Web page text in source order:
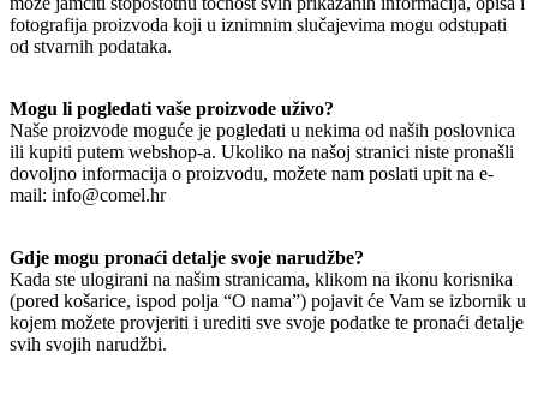
fotografija proizvoda koji u iznimnim slučajevima mogu odstupati
od stvarnih podataka.
Mogu li pogledati vaše proizvode uživo?
Naše proizvode moguće je pogledati u nekima od naših poslovnica
ili kupiti putem webshop-a. Ukoliko na našoj stranici niste pronašli
dovoljno informacija o proizvodu, možete nam poslati upit na e-
mail: info@comel.hr
Gdje mogu pronaći detalje svoje narudžbe?
Kada ste ulogirani na našim stranicama, klikom na ikonu korisnika
(pored košarice, ispod polja “O nama”) pojavit će Vam se izbornik u
kojem možete provjeriti i urediti sve svoje podatke te pronaći detalje
svih svojih narudžbi.